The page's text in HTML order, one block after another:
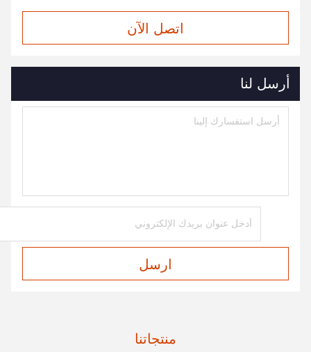
اتصل الآن
أرسل لنا
ارسل
منتجاتنا